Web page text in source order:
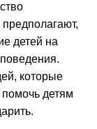
детей на
которые
детям